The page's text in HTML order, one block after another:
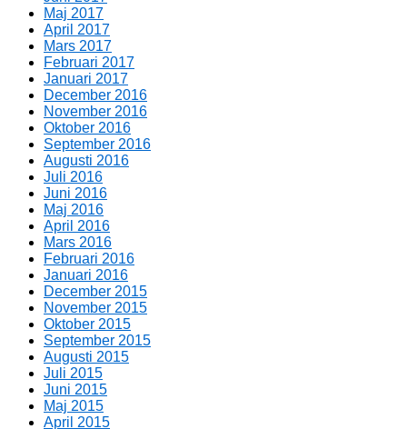
Maj 2017
April 2017
Mars 2017
Februari 2017
Januari 2017
December 2016
November 2016
Oktober 2016
September 2016
Augusti 2016
Juli 2016
Juni 2016
Maj 2016
April 2016
Mars 2016
Februari 2016
Januari 2016
December 2015
November 2015
Oktober 2015
September 2015
Augusti 2015
Juli 2015
Juni 2015
Maj 2015
April 2015